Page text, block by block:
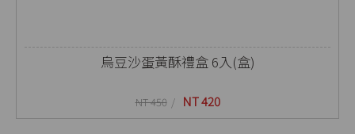
烏豆沙蛋黃酥禮盒 6入(盒)
NT 450 NT 420